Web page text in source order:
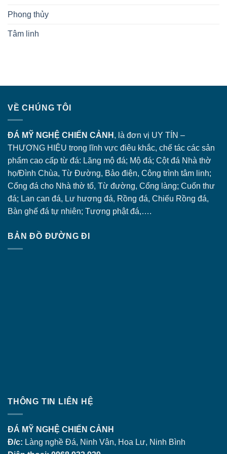
Phong thủy
Tâm linh
VỀ CHÚNG TÔI
ĐÁ MỸ NGHỆ CHIẾN CẢNH , là đơn vị UY TÍN –
THƯƠNG HIỆU trong lĩnh vực điêu khắc, chế tác các sản
phẩm cao cấp từ đá: Lăng mộ đá; Mộ đá; Cột đá Nhà thờ
họ/Đình Chùa, Từ Đường, Bảo điện, Công trình tâm linh;
Cổng đá cho Nhà thờ tổ, Từ đường, Cổng làng; Cuốn thư
đá; Lan can đá, Lư hương đá, Rồng đá, Chiếu Rồng đá,
Bàn ghế đá tự nhiên; Tượng phật đá,….
BẢN ĐỒ ĐƯỜNG ĐI
THÔNG TIN LIÊN HỆ
ĐÁ MỸ NGHỆ CHIẾN CẢNH
Đ/c: Làng nghề Đá, Ninh Vân, Hoa Lư, Ninh Bình